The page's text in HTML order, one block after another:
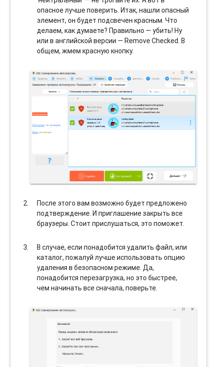
опасное лучше поверить. Итак, нашли опасный
элемент, он будет подсвечен красным. Что
делаем, как думаете? Правильно — убить! Ну
или в английской версии — Remove Checked. В
общем, жмем красную кнопку.
После этого вам возможно будет предложено
подтверждение. И приглашение закрыть все
браузеры. Стоит прислушаться, это поможет.
В случае, если понадобится удалить файл, или
каталог, пожалуй лучше использовать опцию
удаления в безопасном режиме. Да,
понадобится перезагрузка, но это быстрее,
чем начинать все сначала, поверьте.